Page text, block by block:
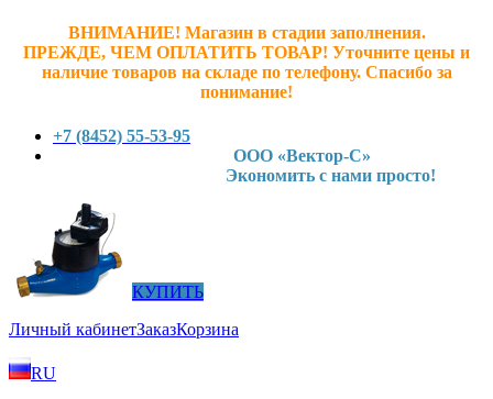
ВНИМАНИЕ! Магазин в стадии заполнения.
ПРЕЖДЕ, ЧЕМ ОПЛАТИТЬ ТОВАР! Уточните цены и
наличие товаров на складе по телефону. Спасибо за
понимание!
+7 (8452) 55-53-95
ООО «Вектор-С»
Экономить с нами просто!
КУПИТЬ
Личный кабинетЗаказКорзина
RU